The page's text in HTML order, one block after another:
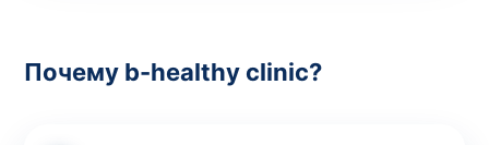
Почему b-healthy clinic?